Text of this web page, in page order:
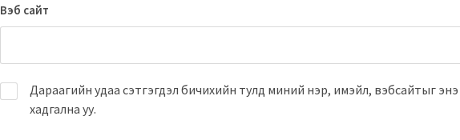
Вэб сайт
Дараагийн удаа сэтгэгдэл бичихийн тулд миний нэр, имэйл, вэбсайтыг
хадгална уу.